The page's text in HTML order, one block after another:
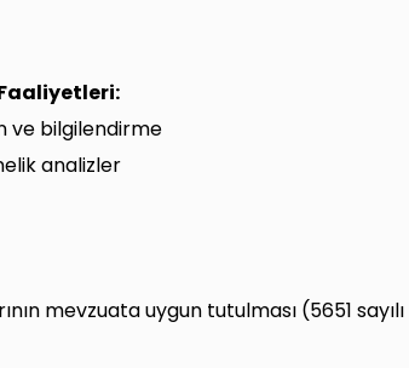
ve bilgilendirme
analizler
mevzuata uygun tutulması (5651